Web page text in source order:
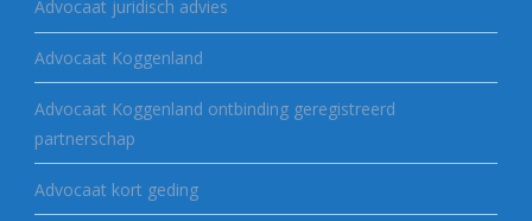
Advocaat juridisch advies
Advocaat Koggenland
Advocaat Koggenland ontbinding geregistreerd
partnerschap
Advocaat kort geding